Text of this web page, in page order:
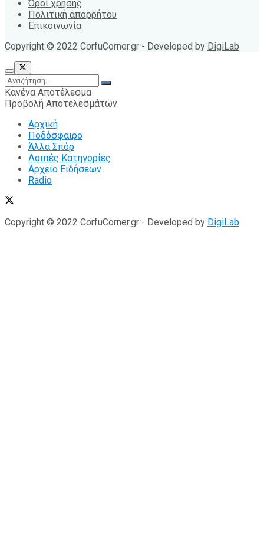
Όροι χρήσης
Πολιτική απορρήτου
Επικοινωνία
Copyright © 2022 CorfuCorner.gr - Developed by DigiLab
Κανένα Αποτέλεσμα
Προβολή Αποτελεσμάτων
Αρχική
Ποδόσφαιρο
Άλλα Σπόρ
Λοιπές Κατηγορίες
Αρχείο Ειδήσεων
Radio
Copyright © 2022 CorfuCorner.gr - Developed by DigiLab